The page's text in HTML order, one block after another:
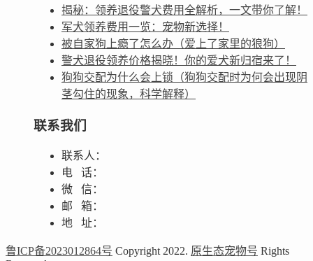
揭秘：领养退役警犬费用全解析，一文带你了解！
军犬领养费用一览：宠物新选择！
被自家狗上瘾了怎么办（爱上了家里的狼狗）
警犬退役领养价格揭晓！你的爱犬新归宿来了！
狗狗交配为什么会上锁（狗狗交配时为何会出现阴
茎勾住的现象，科学解释）
联系我们
联系人：
电 话：
微 信：
邮 箱：
地 址：
鲁ICP备2023012864号 Copyright 2022. 原生态宠物号 Rights